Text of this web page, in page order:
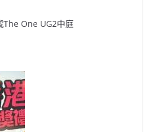
The One UG2中庭